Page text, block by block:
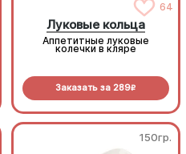
64
Луковые кольца
Аппетитные луковые
колечки в кляре
Заказать за 289R
150гр.